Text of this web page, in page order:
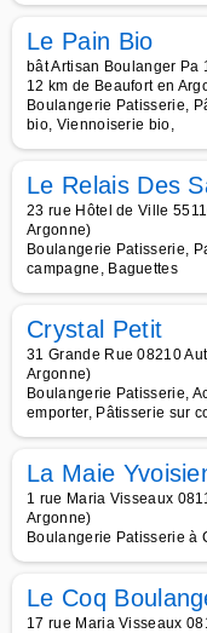
Le Pain Bio
bât Artisan Boulanger Pa
12 km de Beaufort en
Boulangerie Patisserie,
bio, Viennoiserie bio,
Le Relais Des
23 rue Hôtel de Ville
Argonne)
Boulangerie Patisserie,
campagne, Baguettes
Crystal Petit
31 Grande Rue 08210
Argonne)
Boulangerie Patisserie,
emporter, Pâtisserie sur
La Maie
1 rue Maria Visseaux
Argonne)
Boulangerie Patisserie à
Le Coq
17 rue Maria Visseaux